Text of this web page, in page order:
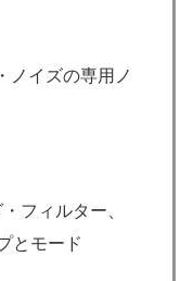
ノイズの専用ノ
フィルター、
とモード